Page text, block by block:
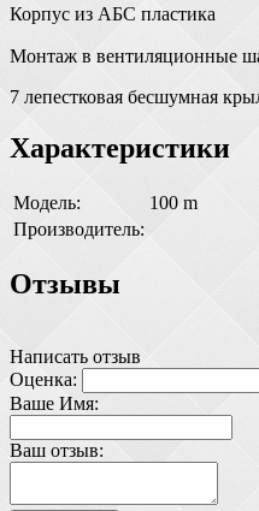
Корпус из АБС пластика
Монтаж в вентиляционные
7 лепестковая бесшумная
Характеристики
Модель:
100 m
Производитель:
Отзывы
Написать отзыв
Оценка:
Ваше Имя:
Ваш отзыв: